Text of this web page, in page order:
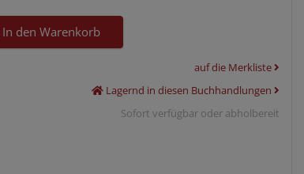
In den Warenkorb
auf die Merkliste
Lagernd in diesen Buchhandlungen
Sofort verfügbar oder abholbereit